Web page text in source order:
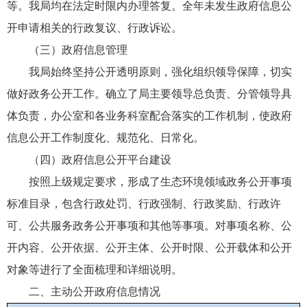
等。我局均在法定时限内办理答复。全年未发生政府信息公
开申请相关的行政复议、行政诉讼。
（三）政府信息管理
我局始终坚持公开透明原则，强化组织领导保障，切实
做好政务公开工作。确立了局主要领导总负责、分管领导具
体负责，办公室和各业务科室配合落实的工作机制，使政府
信息公开工作制度化、规范化、日常化。
（四）政府信息公开平台建设
按照上级规定要求，形成了生态环境领域政务公开事项
标准目录，包含行政处罚、行政强制、行政奖励、行政许
可、公共服务政务公开事项和其他等事项。对事项名称、公
开内容、公开依据、公开主体、公开时限、公开载体和公开
对象等进行了全面梳理和详细说明。
二、主动公开政府信息情况